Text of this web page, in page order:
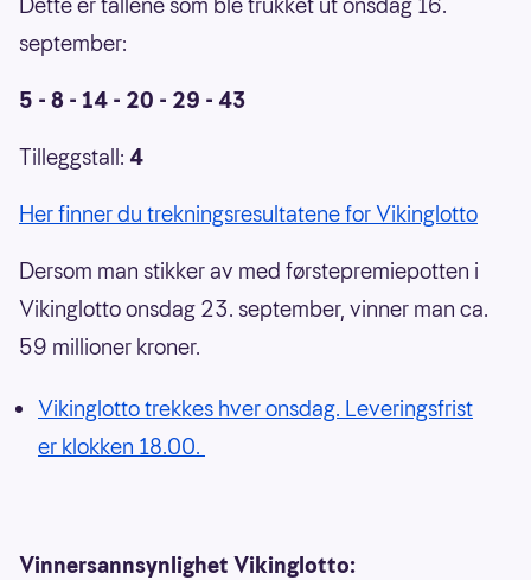
september:
5 - 8 - 14 - 20 - 29 - 43
Tilleggstall: 4
Her finner du trekningsresultatene for Vikinglotto
Dersom man stikker av med førstepremiepotten i
Vikinglotto onsdag 23. september, vinner man ca.
59 millioner kroner.
Vikinglotto trekkes hver onsdag. Leveringsfrist
er klokken 18.00.
Vinnersannsynlighet Vikinglotto: